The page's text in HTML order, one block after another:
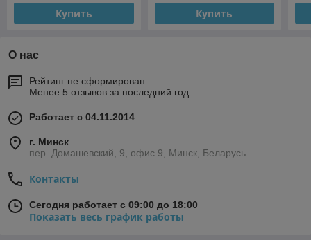
Купить Купить
О нас
Рейтинг не сформирован
Менее 5 отзывов за последний год
Работает с 04.11.2014
г. Минск
пер. Домашевский, 9, офис 9, Минск, Беларусь
Контакты
Сегодня работает с 09:00 до 18:00
Показать весь график работы